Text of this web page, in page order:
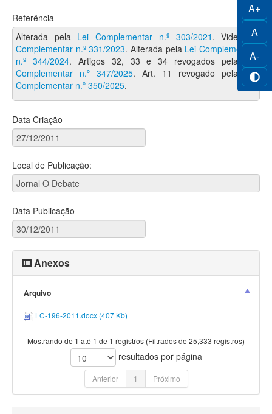
A+
A
A-
Referência
Alterada pela Lei Complementar n.º 303/2021 . Vide
Lei
Complementar n.º 331/2023. Alterada pela Lei Complementar
n.º 344/2024. Artigos 32, 33 e 34 revogados pela
Lei
Complementar n.º 347/2025. Art. 11 revogado pela Lei
Complementar n.º 350/2025.
Data Criação
Local de Publicação:
Data Publicação
Anexos
Arquivo
LC-196-2011.docx (407 Kb)
Mostrando de 1 até 1 de 1 registros (Filtrados de 25,333 registros)
resultados por página
Anterior 1 Próximo